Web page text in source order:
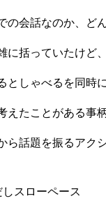
の会話なのか、ど
に括っていたけど
としゃべるを同時
えたことがある事
ら話題を振るアク
スローペース